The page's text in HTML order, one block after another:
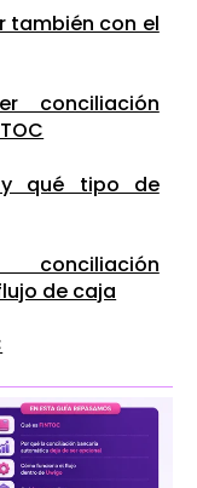
también con el
conciliación
y qué tipo de
de caja